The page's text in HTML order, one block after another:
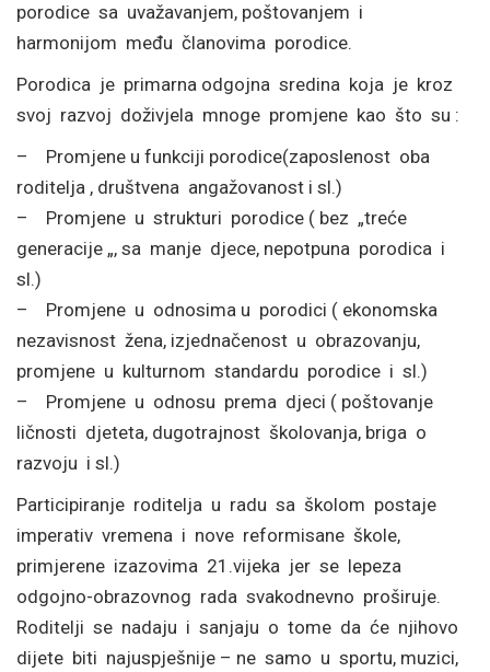
porodice sa uvažavanjem, poštovanjem i
harmonijom među članovima porodice.
Porodica je primarna odgojna sredina koja je kroz
svoj razvoj doživjela mnoge promjene kao što su :
– Promjene u funkciji porodice(zaposlenost oba
roditelja , društvena angažovanost i sl.)
– Promjene u strukturi porodice ( bez „treće
generacije „, sa manje djece, nepotpuna porodica i
sl.)
– Promjene u odnosima u porodici ( ekonomska
nezavisnost žena, izjednačenost u obrazovanju,
promjene u kulturnom standardu porodice i sl.)
– Promjene u odnosu prema djeci ( poštovanje
ličnosti djeteta, dugotrajnost školovanja, briga o
razvoju i sl.)
Participiranje roditelja u radu sa školom postaje
imperativ vremena i nove reformisane škole,
primjerene izazovima 21.vijeka jer se lepeza
odgojno-obrazovnog rada svakodnevno proširuje.
Roditelji se nadaju i sanjaju o tome da će njihovo
dijete biti najuspješnije – ne samo u sportu, muzici,